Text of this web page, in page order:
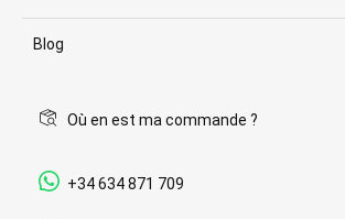
Blog
Où en est ma commande ?
+34 634 871 709